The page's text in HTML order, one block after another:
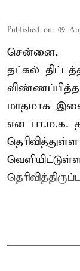
Published on: 09
சென்னை,
தட்கல்
விண்ணப்பித்த
மாதமாக
என பா.ம.க.